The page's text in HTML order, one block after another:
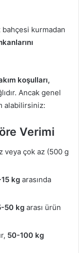
kurmadan
koşulları,
Ancak genel
alabilirsiniz:
Verimi
veya çok az (500 g
kg arasında
50 kg arası ürün
50-100 kg